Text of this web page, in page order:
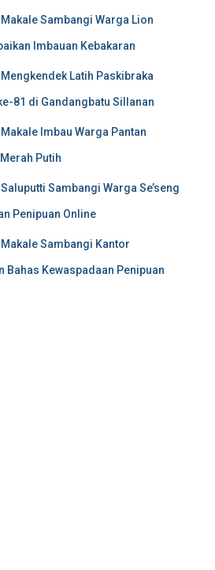
Sambangi Warga Lion
Imbauan Kebakaran
Latih Paskibraka
81 di Gandangbatu Sillanan
Imbau Warga Pantan
Putih
Sambangi Warga Se’seng
Penipuan Online
Sambangi Kantor
Bahas Kewaspadaan Penipuan